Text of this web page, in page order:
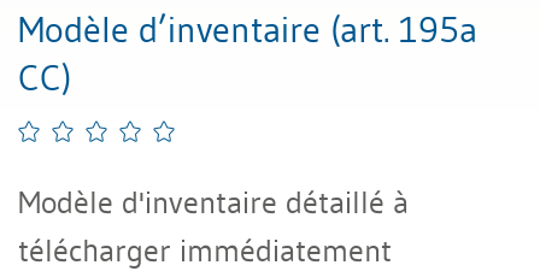
Modèle d’inventaire (art. 195a
CC)
Modèle d'inventaire détaillé à
télécharger immédiatement